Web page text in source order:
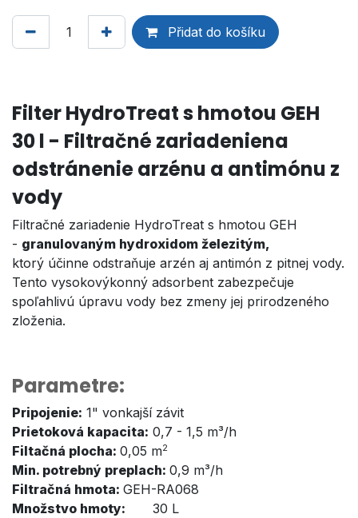
Přidat do košíku
Filter HydroTreat s hmotou GEH
30 l - Filtračné zariadeniena
odstránenie arzénu a antimónu z
vody
Filtračné zariadenie HydroTreat s hmotou GEH
- granulovaným hydroxidom železitým,
ktorý účinne odstraňuje arzén aj antimón z pitnej vody.
Tento vysokovýkonný adsorbent zabezpečuje
spoľahlivú úpravu vody bez zmeny jej prirodzeného
zloženia.
Parametre:
Pripojenie: 1" vonkajší závit
Prietoková kapacita: 0,7 - 1,5 m³/h
Filtačná plocha: 0,05 m2
Min. potrebný preplach: 0,9 m³/h
Filtračná hmota: GEH-RA068
Množstvo hmoty:
30 L